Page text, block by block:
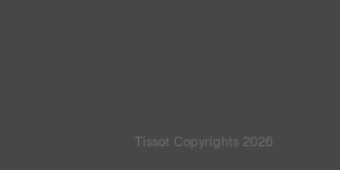
Tissot Copyrights 2026